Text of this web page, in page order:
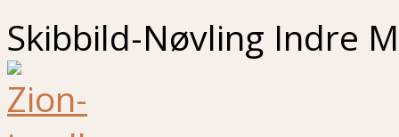
Skibbild-Nøvling Indre